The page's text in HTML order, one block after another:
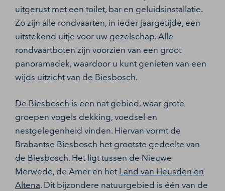
uitgerust met een toilet, bar en geluidsinstallatie.
Zo zijn alle rondvaarten, in ieder jaargetijde, een
uitstekend uitje voor uw gezelschap. Alle
rondvaartboten zijn voorzien van een groot
panoramadek, waardoor u kunt genieten van een
wijds uitzicht van de Biesbosch.
De Biesbosch is een nat gebied, waar grote
groepen vogels dekking, voedsel en
nestgelegenheid vinden. Hiervan vormt de
Brabantse Biesbosch het grootste gedeelte van
de Biesbosch. Het ligt tussen de Nieuwe
Merwede, de Amer en het Land van Heusden en
Altena. Dit bijzondere natuurgebied is één van de